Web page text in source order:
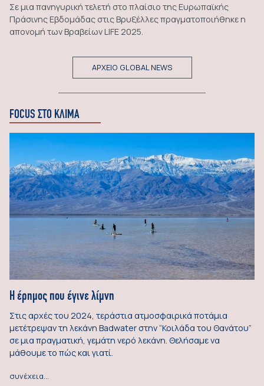
Σε μια πανηγυρική τελετή στο πλαίσιο της Ευρωπαϊκής
Πράσινης Εβδομάδας στις Βρυξέλλες πραγματοποιήθηκε η
απονομή των Βραβείων LIFE 2025.
ΑΡΧΕΙΟ GLOBAL NEWS
FOCUS ΣΤΟ ΚΛΙΜΑ
Η έρημος που έγινε λίμνη
Στις αρχές του 2024, τεράστια ατμοσφαιρικά ποτάμια
μετέτρεψαν τη λεκάνη Badwater στην “Κοιλάδα του Θανάτου”
σε μια πραγματική, γεμάτη νερό λεκάνη. Θελήσαμε να
μάθουμε το πώς και γιατί.
συνέχεια…